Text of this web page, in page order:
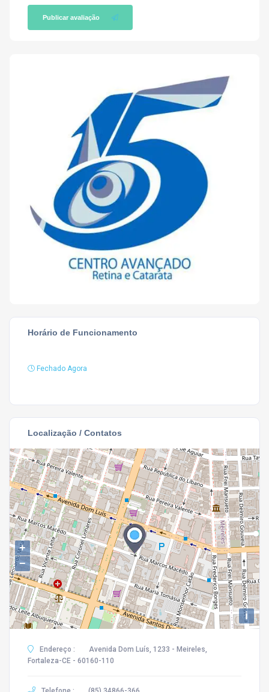
Publicar avaliação
Horário de Funcionamento
Fechado Agora
Localização / Contatos
+
−
i
Endereço :
Avenida Dom Luís, 1233 - Meireles,
Fortaleza-CE - 60160-110